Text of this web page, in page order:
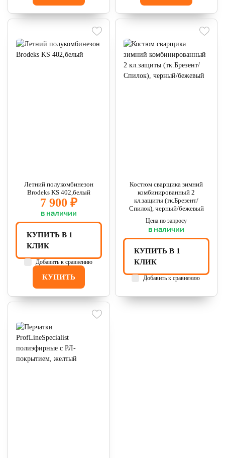
Летний полукомбинезон
Brodeks KS 402,белый
7 900 ₽
в наличии
КУПИТЬ
КУПИТЬ В 1
КЛИК
Добавить к сравнению
Костюм сварщика зимний
комбинированный 2
кл.защиты (тк.Брезент/
Спилок), черный/бежевый
Цена по запросу
в наличии
КУПИТЬ В 1
КЛИК
Добавить к сравнению